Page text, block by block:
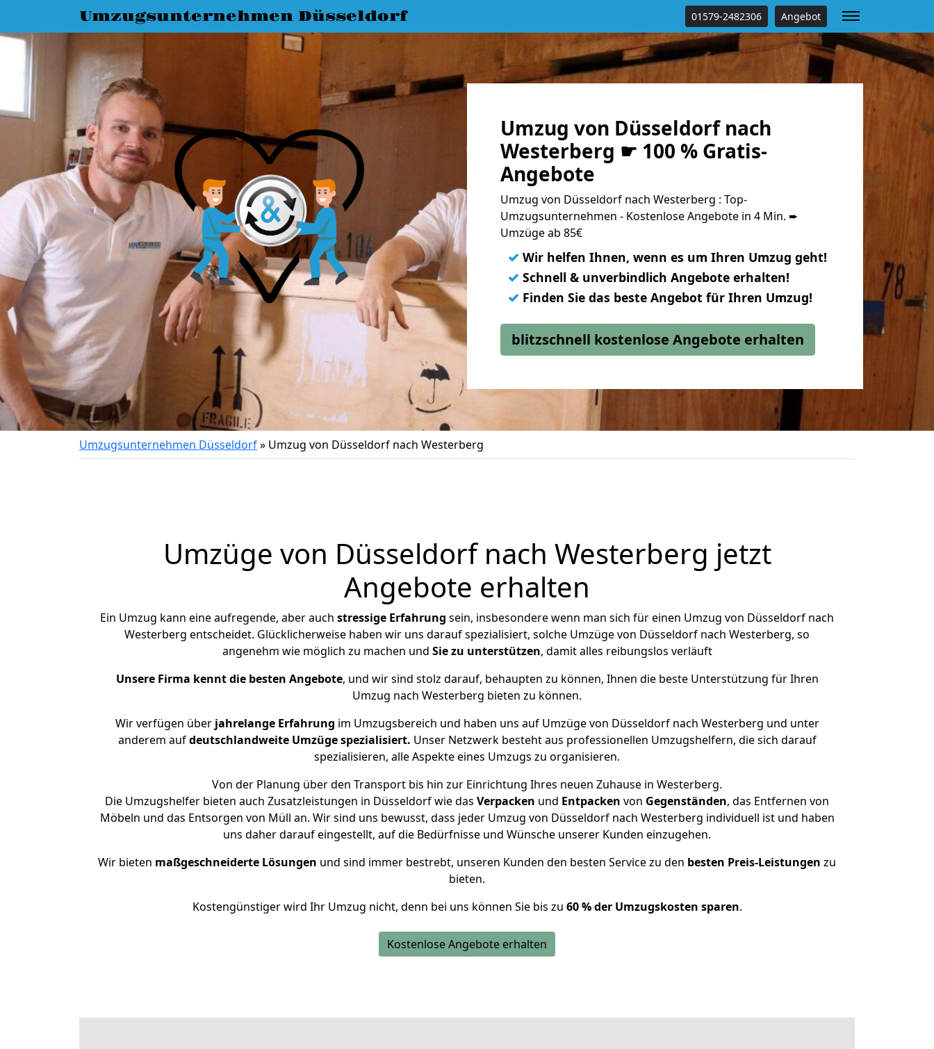
Umzugsunternehmen Düsseldorf 01579-2482306 Angebot
Umzug von Düsseldorf nach
Westerberg ☛ 100 % Gratis-
Angebote
Umzug von Düsseldorf nach Westerberg : Top-
Umzugsunternehmen - Kostenlose Angebote in 4 Min. ➨
Umzüge ab 85€
✓ Wir helfen Ihnen, wenn es um Ihren Umzug geht!
✓ Schnell & unverbindlich Angebote erhalten!
✓ Finden Sie das beste Angebot für Ihren Umzug!
blitzschnell kostenlose Angebote erhalten
Umzugsunternehmen Düsseldorf» Umzug von Düsseldorf nach Westerberg
Umzüge von Düsseldorf nach Westerberg jetzt
Angebote erhalten
Ein Umzug kann eine aufregende, aber auch stressige Erfahrung sein, insbesondere wenn man sich für einen Umzug von Düsseldorf nach
Westerberg entscheidet. Glücklicherweise haben wir uns darauf spezialisiert, solche Umzüge von Düsseldorf nach Westerberg, so
angenehm wie möglich zu machen und Sie zu unterstützen, damit alles reibungslos verläuft
Unsere Firma kennt die besten Angebote, und wir sind stolz darauf, behaupten zu können, Ihnen die beste Unterstützung für Ihren
Umzug nach Westerberg bieten zu können.
Wir verfügen überjahrelange Erfahrung im Umzugsbereich und haben uns auf Umzüge von Düsseldorf nach Westerberg und unter
anderem aufdeutschlandweite Umzüge spezialisiert. Unser Netzwerk besteht aus professionellen Umzugshelfern, die sich darauf
spezialisieren, alle Aspekte eines Umzugs zu organisieren.
Von der Planung über den Transport bis hin zur Einrichtung Ihres neuen Zuhause in Westerberg.
Die Umzugshelfer bieten auch Zusatzleistungen in Düsseldorf wie das Verpacken und Entpacken von Gegenständen, das Entfernen von
Möbeln und das Entsorgen von Müll an. Wir sind uns bewusst, dass jeder Umzug von Düsseldorf nach Westerberg individuell ist und haben
uns daher darauf eingestellt, auf die Bedürfnisse und Wünsche unserer Kunden einzugehen.
Wir bieten maßgeschneiderte Lösungen und sind immer bestrebt, unseren Kunden den besten Service zu den besten Preis-Leistungen zu
bieten.
Kostengünstiger wird Ihr Umzug nicht, denn bei uns können Sie bis zu 60 % der Umzugskosten sparen.
Kostenlose Angebote erhalten